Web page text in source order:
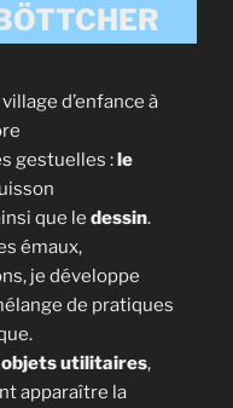
d’enfance à
gestuelles :le
que le dessin.
émaux,
je développe
de pratiques
objets utilitaires,
apparaître la